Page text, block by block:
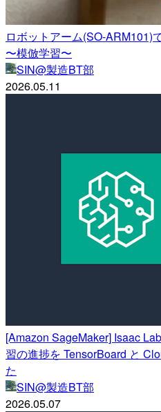
ロボットアーム(SO-ARM101)
〜模倣学習〜
SIN@製造BT部
2026.05.11
[Amazon SageMaker] Isaac
習の進捗を TensorBoard と
た
SIN@製造BT部
2026.05.07